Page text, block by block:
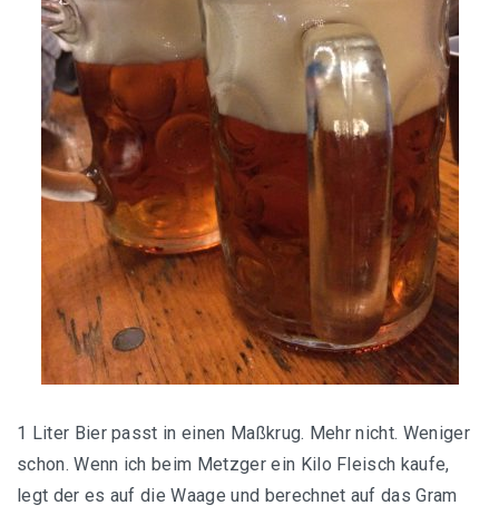
1 Liter Bier passt in einen Maßkrug. Mehr nicht. Weniger
schon. Wenn ich beim Metzger ein Kilo Fleisch kaufe,
legt der es auf die Waage und berechnet auf das Gram